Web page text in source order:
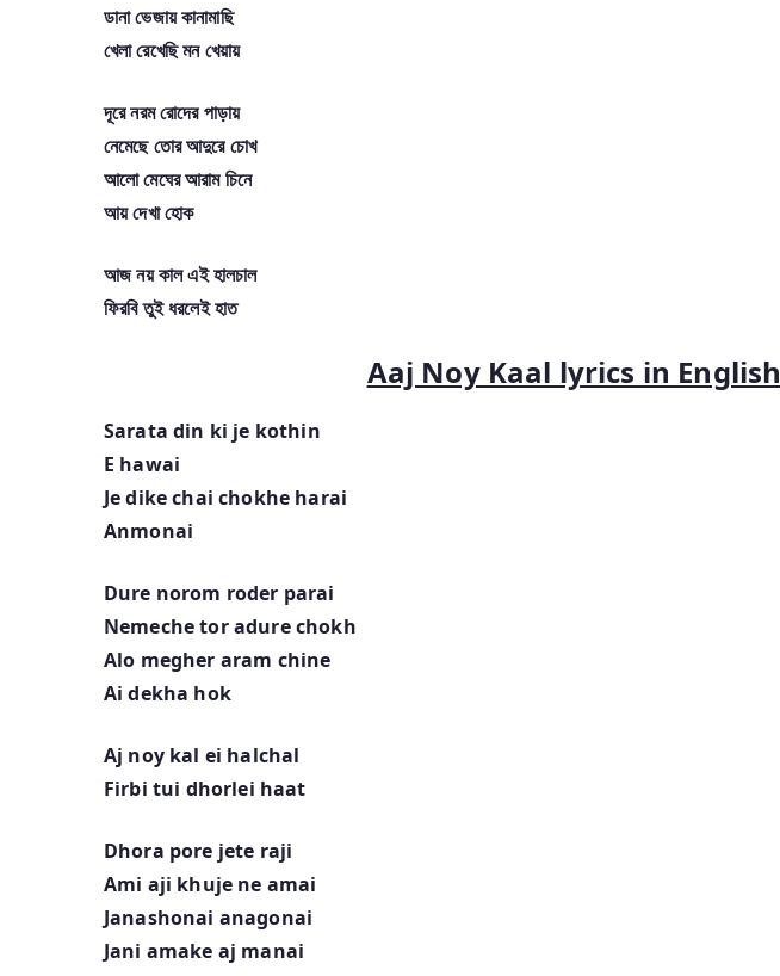
ডানা ভেজায় কানামাছি
খেলা রেখেছি মন খেয়ায়
দূরে নরম রোদের পাড়ায়
নেমেছে তোর আদুরে চোখ
আলো মেঘের আরাম চিনে
আয় দেখা হোক
আজ নয় কাল এই হালচাল
ফিরবি তুই ধরলেই হাত
Aaj Noy Kaal lyrics in English
Sarata din ki je kothin
E hawai
Je dike chai chokhe harai
Anmonai
Dure norom roder parai
Nemeche tor adure chokh
Alo megher aram chine
Ai dekha hok
Aj noy kal ei halchal
Firbi tui dhorlei haat
Dhora pore jete raji
Ami aji khuje ne amai
Janashonai anagonai
Jani amake aj manai